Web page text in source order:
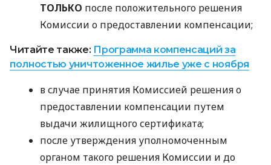
ТОЛЬКО после положительного решения
Комиссии о предоставлении компенсации;
Читайте также: Программа компенсаций за
полностью уничтоженное жилье уже с ноября
в случае принятия Комиссией решения о
предоставлении компенсации путем
выдачи жилищного сертификата;
после утверждения уполномоченным
органом такого решения Комиссии и до